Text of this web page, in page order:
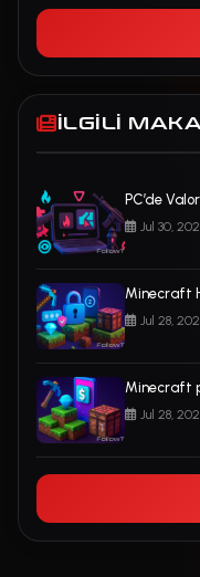
İLGILI
PC’de
Jul 30,
Minecraft
Jul 28,
Minecraft
Jul 28,